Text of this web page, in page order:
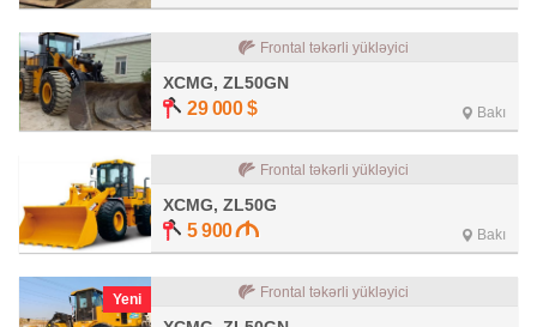
Frontal təkərli yükləyici
XCMG, ZL50GN
29 000 $ Bakı
Frontal təkərli yükləyici
XCMG, ZL50G
5 900 Bakı
Yeni Frontal təkərli yükləyici